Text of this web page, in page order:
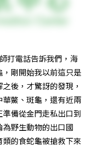
打電話告訴我們，海
剛開始我以前這只是
後，才驚訝的發現，
鱉、斑龜，還有近兩
備從金門走私出口到
野生動物的出口國
的食蛇龜被搶救下來